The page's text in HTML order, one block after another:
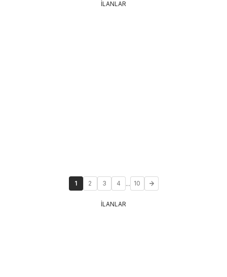
İLANLAR
1 2 3 4 ... 10
İLANLAR